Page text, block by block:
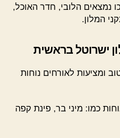
נמצאים הלובי, חדר האוכל,
המלון.
ישרוטל בראשית
ומציעות לאורחים נוחות
כמו: מיני בר, פינת קפה